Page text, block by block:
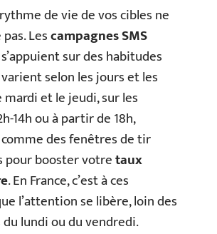
de vie de vos cibles ne
Lescampagnes SMS
s’appuient sur des habitudes
selon les jours et les
mardi et le jeudi, sur les
14h ou à partir de 18h,
des fenêtres de tir
pour booster votretaux
. En France, c’est à ces
l’attention se libère, loin des
lundi ou du vendredi.